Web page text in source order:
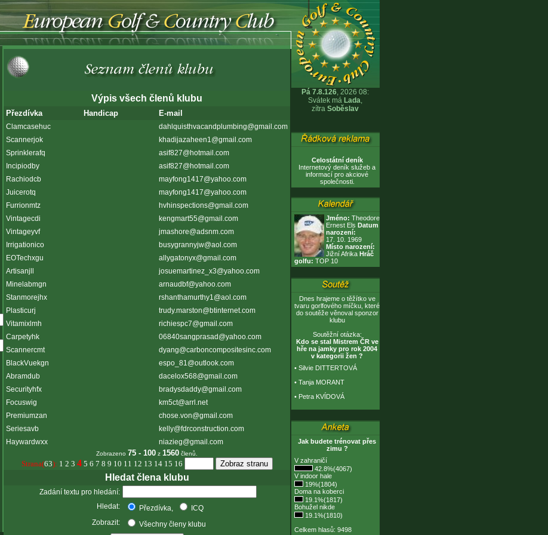
Výpis všech členů klubu
Přezdívka Handicap E-mail
Clamcasehuc
dahlquisthvacandplumbing@gmail.com
Scannerjok
khadijazaheen1@gmail.com
Sprinklerafq
asif827@hotmail.com
Incipiodby
asif827@hotmail.com
Rachiodcb
mayfong1417@yahoo.com
Juicerotq
mayfong1417@yahoo.com
Furrionmtz
hvhinspections@gmail.com
Vintagecdi
kengmart55@gmail.com
Vintageyvf
jmashore@adsnm.com
Irrigationico
busygrannyjw@aol.com
EOTechxgu
allygatonyx@gmail.com
Artisanjll
josuemartinez_x3@yahoo.com
Minelabmgn
arnaudbf@yahoo.com
Stanmorejhx
rshanthamurthy1@aol.com
Plasticurj
trudy.marston@btinternet.com
Vitamixlmh
richiespc7@gmail.com
Carpetyhk
06840sangprasad@yahoo.com
Scannercmt
dyang@carboncompositesinc.com
BlackVuekgn
espo_81@outlook.com
Abramdub
dacelox568@gmail.com
Securityhfx
bradysdaddy@gmail.com
Focuswig
km5ct@arrl.net
Premiumzan
chose.von@gmail.com
Seriesavb
kelly@fdrconstruction.com
Haywardwxx
niazieg@gmail.com
Zobrazeno 75 - 100 z 1560 členů.
Strana(63): 1 2 3 4 5 6 7 8 9 10 11 12 13 14 15 16
Hledat člena klubu
Zadání textu pro hledání:
Hledat:
Přezdívka,
ICQ
Zobrazit:
Všechny členy klubu
Pá 7.8.126, 2026 08:
Svátek má Lada,
zítra Soběslav
Celostátní deník
Internetový deník služeb a
informací pro akciové
společnosti.
Jméno: Theodore
Ernest Els Datum
narození:
17. 10. 1969
Místo narození:
Jižní Afrika Hráč
golfu: TOP 10
Dnes hrajeme o těžítko ve
tvaru gorlfového míčku, které
do soutěže věnoval sponzor
klubu
Soutěžní otázka:
Kdo se stal Mistrem ČR ve
hře na jamky pro rok 2004
v kategorii žen ?
• Silvie DITTERTOVÁ
• Tanja MORANT
• Petra KVÍDOVÁ
Jak budete trénovat přes
zimu ?
V zahraničí
42.8%(4067)
V indoor hale
19%(1804)
Doma na koberci
19.1%(1817)
Bohužel nikde
19.1%(1810)
Celkem hlasů: 9498